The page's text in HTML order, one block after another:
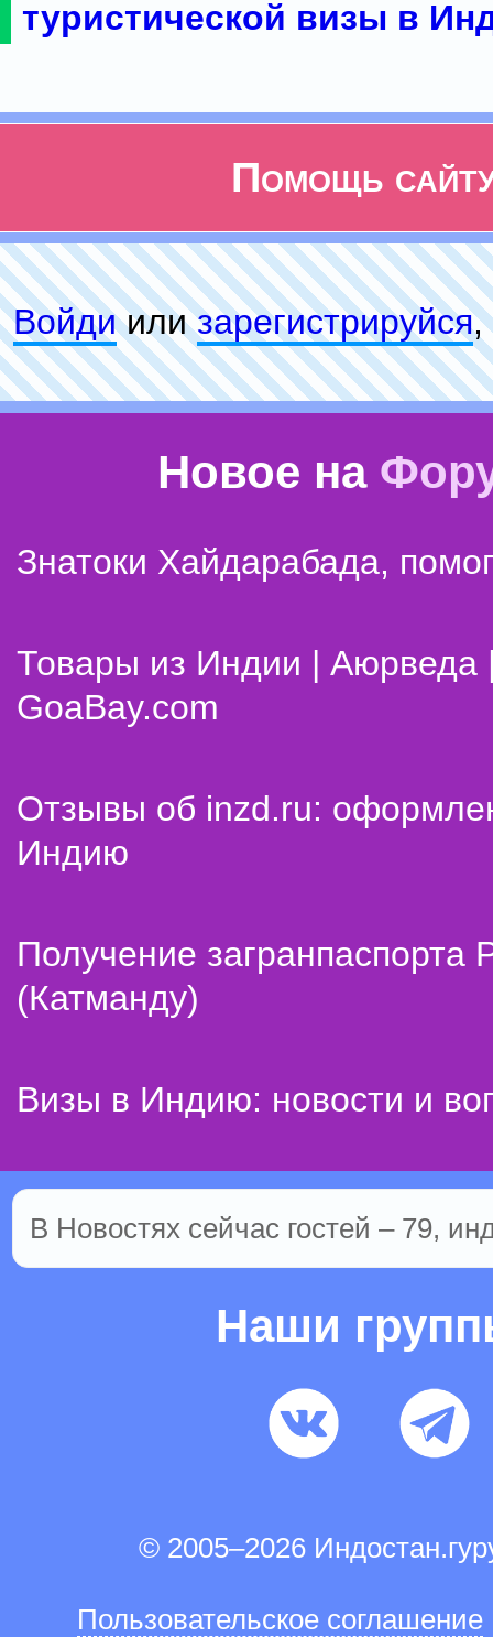
туристической визы в
Помощь
Войдиилизарeгиcтpируйся,
Новое на
Знатоки Хайдарабада,
Товары из Индии | Аюрведа
GoaBay.com
Отзывы об inzd.ru:
Индию
Получение
(Катманду)
Визы в Индию: новости и
В Новостях сейчас гостей – 79,
Наши
© 2005–2026
Пользовательское соглашение